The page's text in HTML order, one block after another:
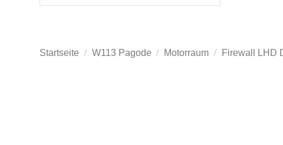
Startseite W113 Pagode Motorraum Firewall LHD